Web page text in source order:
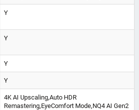
Y
Y
Y
Y
4K AI Upscaling,Auto HDR
Remastering,EyeComfort Mode,NQ4 AI Gen2